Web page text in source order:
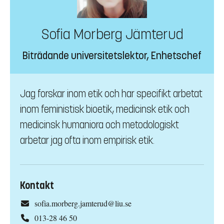
Sofia Morberg Jämterud
Biträdande universitetslektor, Enhetschef
Jag forskar inom etik och har specifikt arbetat
inom feministisk bioetik, medicinsk etik och
medicinsk humaniora och metodologiskt
arbetar jag ofta inom empirisk etik.
Kontakt
sofia.morberg.jamterud@liu.se
013-28 46 50